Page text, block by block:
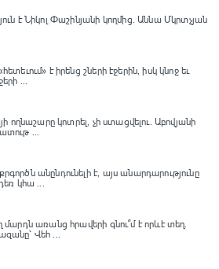
է Նիկոլ Փաշինյանի կողմից․ Աննա Մկրտչյան
է իրենց շների էջերին, իսկ կնոջ եւ
...
ողնաշարը կոտրել, չի ստացվելու․ Աբովյանի
...
անընդունելի է, այս անարդարությունը
կհա ...
մարդն առանց հրավերի գնու՞մ է որևէ տեղ.
Վեհ ...